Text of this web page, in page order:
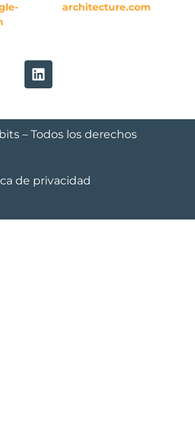
architecture.com
– Todos los derechos
de privacidad